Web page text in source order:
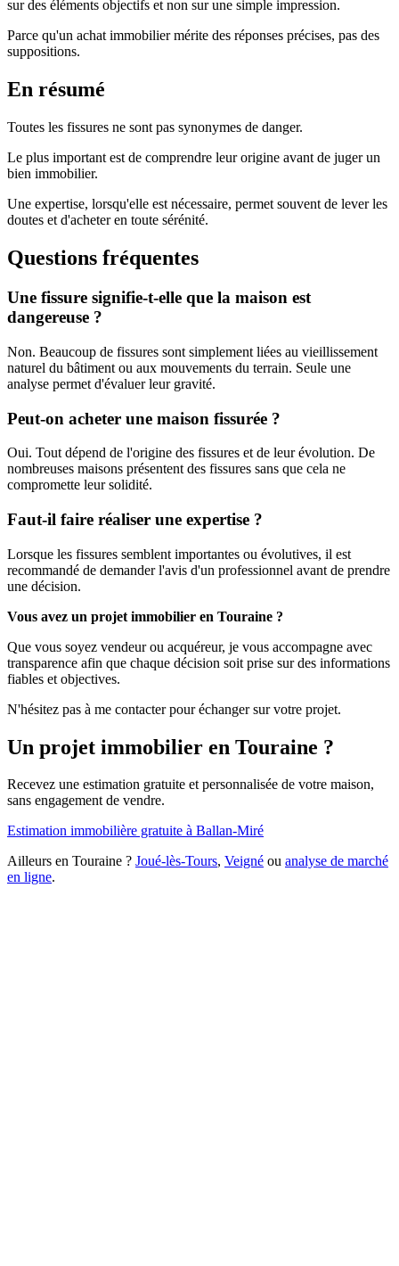
sur des éléments objectifs et non sur une simple impression.
Parce qu'un achat immobilier mérite des réponses précises, pas des
suppositions.
En résumé
Toutes les fissures ne sont pas synonymes de danger.
Le plus important est de comprendre leur origine avant de juger un
bien immobilier.
Une expertise, lorsqu'elle est nécessaire, permet souvent de lever les
doutes et d'acheter en toute sérénité.
Questions fréquentes
Une fissure signifie-t-elle que la maison est
dangereuse ?
Non. Beaucoup de fissures sont simplement liées au vieillissement
naturel du bâtiment ou aux mouvements du terrain. Seule une
analyse permet d'évaluer leur gravité.
Peut-on acheter une maison fissurée ?
Oui. Tout dépend de l'origine des fissures et de leur évolution. De
nombreuses maisons présentent des fissures sans que cela ne
compromette leur solidité.
Faut-il faire réaliser une expertise ?
Lorsque les fissures semblent importantes ou évolutives, il est
recommandé de demander l'avis d'un professionnel avant de prendre
une décision.
Vous avez un projet immobilier en Touraine ?
Que vous soyez vendeur ou acquéreur, je vous accompagne avec
transparence afin que chaque décision soit prise sur des informations
fiables et objectives.
N'hésitez pas à me contacter pour échanger sur votre projet.
Un projet immobilier en Touraine ?
Recevez une estimation gratuite et personnalisée de votre maison,
sans engagement de vendre.
Estimation immobilière gratuite à Ballan-Miré
Ailleurs en Touraine ? Joué-lès-Tours, Veigné ou analyse de marché
en ligne.